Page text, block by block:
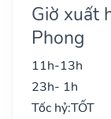
Giờ xuất
Phong
11h-13h
23h- 1h
Tốc hỷ:TỐT